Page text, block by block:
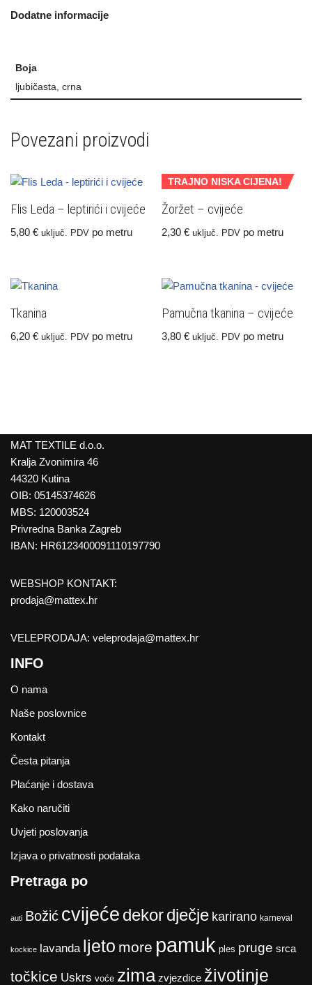
Dodatne informacije
Boja
ljubičasta, crna
Povezani proizvodi
Flis Leda – leptirići i cvijeće
5,80 € uključ. PDV po metru
TRAJNO NISKA CIJENA!
Žoržet – cvijeće
2,30€ uključ. PDV po metru
Tkanina
6,20 € uključ. PDV po metru
Pamučna tkanina – cvijeće
3,80€ uključ. PDV po metru
MAT TEXTILE d.o.o.
Kralja Zvonimira 46
44320 Kutina
OIB: 05145374626
MBS: 120003524
Privredna Banka Zagreb
IBAN: HR6123400091110197790
WEBSHOP KONTAKT:
prodaja@mattex.hr
VELEPRODAJA: veleprodaja@mattex.hr
INFO
O nama
Naše poslovnice
Kontakt
Česta pitanja
Plaćanje i dostava
Kako naručiti
Uvjeti poslovanja
Izjava o privatnosti podataka
Pretraga po
auti Božić cvijeće dekordječje karirano karneval
kockice lavanda ljeto more pamuk ples pruge srca
točkice Uskrs voće zima zvjezdice životinje